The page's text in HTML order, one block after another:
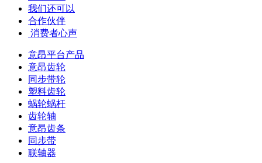
我们还可以
合作伙伴
​ 消费者心声
意昂平台产品
意昂齿轮
同步带轮
塑料齿轮
蜗轮蜗杆
齿轮轴
意昂齿条
同步带
联轴器